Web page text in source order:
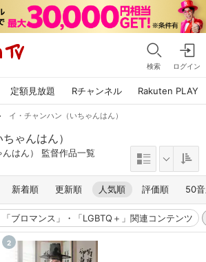
検索 ログイン
定額見放題 Rチャンネル Rakuten PLAY
イ・チャンハン（いちゃんはん）
ゃんはん）
はん） 監督作品一覧
新着順 更新順 人気順 評価順 50
「ブロマンス」・「LGBTQ＋」関連コンテンツ
2